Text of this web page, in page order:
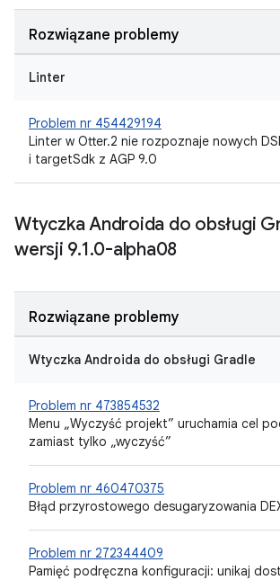
Rozwiązane problemy
Linter
Problem nr 454429194
Linter w Otter.2 nie rozpoznaje nowych
i targetSdk z AGP 9.0
Wtyczka Androida do obsługi
wersji 9.1.0-alpha08
Rozwiązane problemy
Wtyczka Androida do obsługi Gradle
Problem nr 473854532
Menu „Wyczyść projekt” uruchamia cel
zamiast tylko „wyczyść”
Problem nr 460470375
Błąd przyrostowego desugaryzowania
Problem nr 272344409
Pamięć podręczna konfiguracji: unikaj